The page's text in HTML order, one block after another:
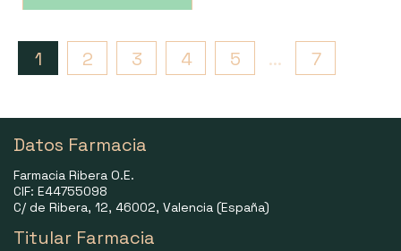
1 2 3 4 5 ... 7
Datos Farmacia
Farmacia Ribera O.E.
CIF: E44755098
C/ de Ribera, 12, 46002, Valencia (España)
Titular Farmacia